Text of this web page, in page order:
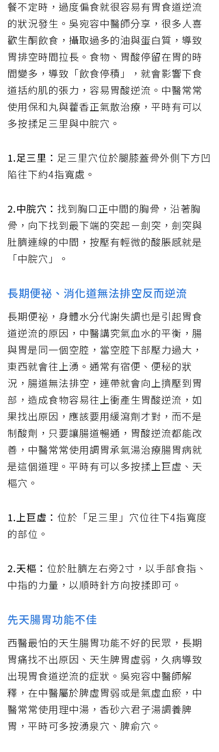
餐不定時，過度偏食就很容易有胃食道逆流
的狀況發生。吳宛容中醫師分享，很多人喜
歡生酮飲食，攝取過多的油與蛋白質，導致
胃排空時間拉長。食物、胃酸停留在胃的時
間變多，導致「飲食停積」，就會影響下食
道括約肌的張力，容易胃酸逆流。中醫常常
使用保和丸與藿香正氣散治療，平時有可以
多按揉足三里與中脘穴。
1.足三里： 足三里穴位於腿膝蓋骨外側下方凹
陷往下約4指寬處。
2.中脘穴： 找到胸口正中間的胸骨，沿著胸
骨，向下找到最下端的突起－劍突，劍突與
肚臍連線的中間，按壓有輕微的酸脹感就是
「中脘穴」。
長期便祕、消化道無法排空反而逆流
長期便祕，身體水分代謝失調也是引起胃食
道逆流的原因，中醫講究氣血水的平衡，腸
與胃是同一個空腔，當空腔下部壓力過大，
東西就會往上湧。通常有宿便、便秘的狀
況，腸道無法排空，連帶就會向上擠壓到胃
部，造成食物容易往上衝產生胃酸逆流，如
果找出原因，應該要用緩瀉劑才對，而不是
制酸劑，只要讓腸道暢通，胃酸逆流都能改
善，中醫常常使用調胃承氣湯治療腸胃病就
是這個道理。平時有可以多按揉上巨虛、天
樞穴。
1.上巨虛： 位於「足三里」穴位往下4指寬度
的部位。
2.天樞： 位於肚臍左右旁2寸，以手部食指、
中指的力量，以順時針方向按揉即可。
先天腸胃功能不佳
西醫最怕的天生腸胃功能不好的民眾，長期
胃痛找不出原因、天生脾胃虛弱，久病導致
出現胃食道逆流的症狀。吳宛容中醫師解
釋，在中醫屬於脾虛胃弱或是氣虛血瘀，中
醫常常使用理中湯，香砂六君子湯調養脾
胃，平時可多按湧泉穴、脾俞穴。